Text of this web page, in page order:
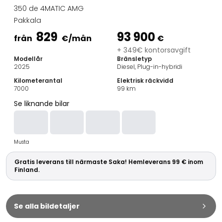
Kombibilar
Stadsbilar
Dragfordon
Kommersiella fordon
Auktionsbilar
Prisvärda bilar
Bilmärken
Audi
BMW
Kia
Mercedes-Benz
Polestar
Skoda
Tesla
Toyota
350 de 4MATIC AMG
Pakkala
från 829 €/mån 93 900 €
+ 349€ kontorsavgift
Modellår
2025
Bränsletyp
Diesel, Plug-in-hybridi
Kilometerantal
7000
Elektrisk räckvidd
99 km
Se liknande bilar
Musta
Gratis leverans till närmaste Saka! Hemleverans 99 € inom
Finland.
Se alla bildetaljer